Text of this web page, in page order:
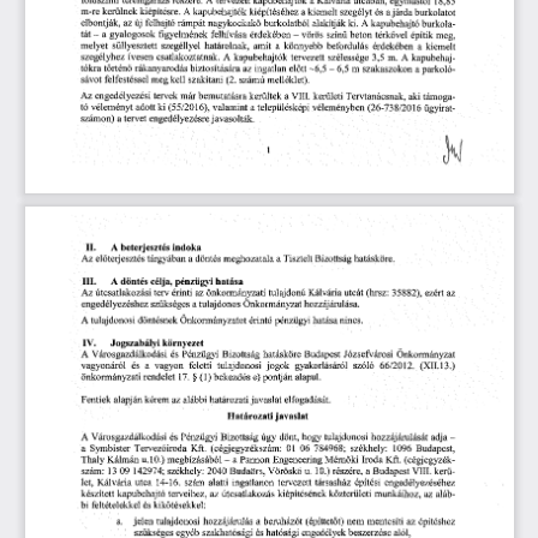
m-re kerülnek
  kiépítésre.
  A
kapubehajtók kiépítéséhez
  a kiemelt
  szegélyt
  és
  a járda
  burkolatot
elbontják,
  az
új felhajtó rámpát
  nagykockakő
  burkolatból
  alakítják
ki.
  A
kapubehajtó
  burkola-
tát
  -  a
  gyalogosok
  figyelmének
  felhívása
  érdekében
  -  vörös
  színű
  beton
  térkővel
  építik
  meg,
melyet
  süllyesztett
  szegéllyel
  határolnak,
  amit
  a  könnyebb
  befordulás
  érdekében
  a  kiemelt
szegélyhez
  ívesen
  csatlakoztatnak.
  A
  kapubehajtók
  tervezett
  szélessége
  3,5
  m.
  A
  kapubehaj-
tókra
  történő
rákanyarodás
  biztosítására
  az
  ingatlan
  előtt
-6,5
  -  6,5
m
  szakaszokon
  a parkoló-
sávot
  felfestéssel
meg kell
  szakítani
  (2.
számú
  melléklet).
Az
  engedélyezési
  tervek
már bemutatásra
  kerültek
  a VIII.
  kerületi
  Tervtanácsnak,
  aki
  támoga-
tó   véleményt
  adott
ki
  (55/2016),
  valamint
  a településképi
  véleményben
  (26-738/2016
  ügyirat-
számon)
  a tervet
  engedélyezésre
javasolták.
II.
       A
  beterjesztés
  indoka
Az előterjesztés tárgyában
  a döntés
meghozatala
  a Tisztelt
Bizottság
  hatásköre.
III.
       A
döntés
  célja,
pénzügyi
  hatása
Az útcsatlakozási
  terv
érinti
  az
önkormányzati
  tulajdonú
Kálvária utcát
  (hrsz:
  35882),
  ezért
  az
engedélyezéshez
  szükséges
  a tulajdonos
Önkormányzat
  hozzájárulása.
A tulajdonosi döntésnek
  Önkormányzatot
  érintő
pénzügyi hatása
  nincs.
IV.
      Jogszabályi
  környezet
A  Városgazdálkodási
  és
  Pénzügyi
  Bizottság
  hatásköre
  Budapest
  Józsefvárosi
  Önkormányzat
vagyonáról
   és
   a
  vagyon
   feletti
  tulajdonosi
  jogok
   gyakorlásáról
   szóló
   66/2012.
   (XII.
13.)
önkormányzati
  rendelet
  17.
  § (1)
bekezdés
  e)
pontján alapul.
Fentiek alapján kérem
  az
alábbi határozati javaslat
  elfogadását.
Határozati
  javaslat
A  Városgazdálkodási
  és
  Pénzügyi
  Bizottság
  úgy
  dönt,
  hogy
  tulajdonosi
hozzájárulását
  adja
  -
a  Symbister
  Tervezőiroda
  Kft.
  (cégjegyzékszám:
  01
  06
  784968;
  székhely:
   1096
  Budapest,
Thaly
  Kálmán
  u.10.)
  megbízásából
  -  a
Pannon
  Engeneering
  Mérnöki
  Iroda
  Kft.
(cégjegyzék-
szám:
  13
09
  142974;
  székhely:
  2040
Budaörs,
  Vöröskő
  u.
  10.)
részére,
  a Budapest
  VIII.
  kerü-
let,
  Kálvária
  utca
  14-16.
  szám
  alatti
  ingatlanon
  tervezett
  társasház
  építési
  engedélyezéséhez
készített
  kapubehajtó
  terveihez,
  az
  útcsatlakozás
  kiépítésének
  közterületi
  munkáihoz,
  az
  aláb-
bi   feltételekkel
  és
  kikötésekkel:
a.      jelen
  tulajdonosi
  hozzájárulás
  a beruházót
  (építtetőt)
  nem
  mentesíti
  az
  építéshez
szükséges
  egyéb
  szakhatósági
  és
hatósági
  engedélyek
beszerzése
  alól,